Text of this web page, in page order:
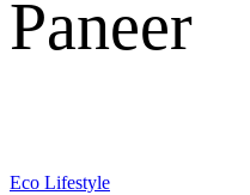
Paneer
Eco Lifestyle